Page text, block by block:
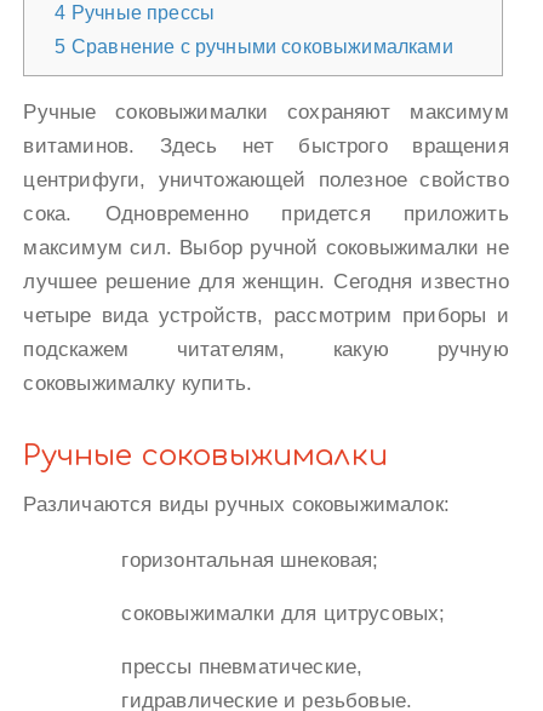
4 Ручные прессы
5 Сравнение с ручными соковыжималками
Ручные соковыжималки сохраняют максимум
витаминов. Здесь нет быстрого вращения
центрифуги, уничтожающей полезное свойство
сока. Одновременно придется приложить
максимум сил. Выбор ручной соковыжималки не
лучшее решение для женщин. Сегодня известно
четыре вида устройств, рассмотрим приборы и
подскажем читателям, какую ручную
соковыжималку купить.
Ручные соковыжималки
Различаются виды ручных соковыжималок:
горизонтальная шнековая;
соковыжималки для цитрусовых;
прессы пневматические,
гидравлические и резьбовые.